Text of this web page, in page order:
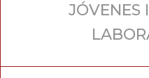
JÓVENES